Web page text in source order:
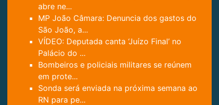
abre ne...
MP João Câmara: Denuncia dos gastos do
São João, a...
VÍDEO: Deputada canta ‘Juízo Final’ no
Palácio do ...
Bombeiros e policiais militares se reúnem
em prote...
Sonda será enviada na próxima semana ao
RN para pe...